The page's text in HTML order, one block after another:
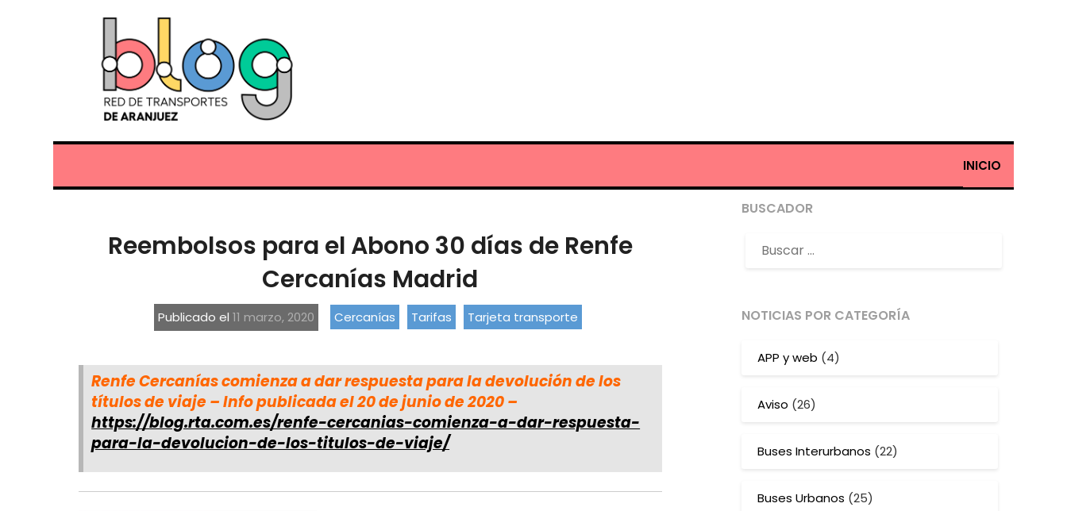
INICIO
Reembolsos para el Abono 30 días de Renfe
Cercanías Madrid
Publicado el11 marzo, 2020 Cercanías Tarifas Tarjeta transporte
Renfe Cercanías comienza a dar respuesta para la devolución de los
títulos de viaje – Info publicada el 20 de junio de 2020 –
https://blog.rta.com.es/renfe-cercanias-comienza-a-dar-respuesta-
para-la-devolucion-de-los-titulos-de-viaje/
BUSCADOR
NOTICIAS POR CATEGORÍA
APP y web (4)
Aviso (26)
Buses Interurbanos (22)
Buses Urbanos (25)